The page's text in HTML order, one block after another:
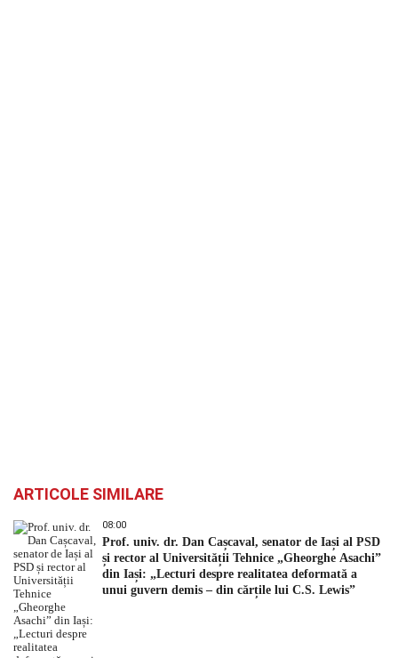
ARTICOLE SIMILARE
08:00
Prof. univ. dr. Dan Cașcaval, senator de Iași al PSD
și rector al Universității Tehnice „Gheorghe Asachi”
din Iași: „Lecturi despre realitatea deformată a
unui guvern demis – din cărțile lui C.S. Lewis”